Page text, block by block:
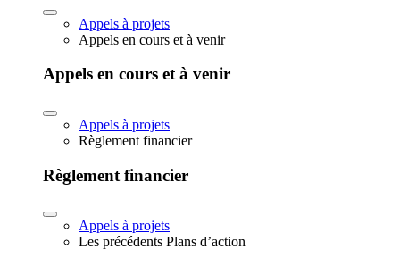
Appels à projets
Appels en cours et à venir
Appels en cours et à venir
Appels à projets
Règlement financier
Règlement financier
Appels à projets
Les précédents Plans d’action